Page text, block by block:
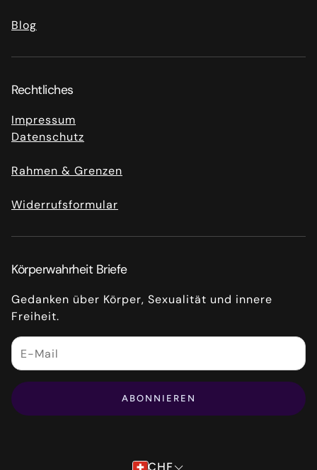
Blog
Rechtliches
Impressum
Datenschutz
Rahmen & Grenzen
Widerrufsformular
Körperwahrheit Briefe
Gedanken über Körper, Sexualität und innere
Freiheit.
ABONNIEREN
CHF